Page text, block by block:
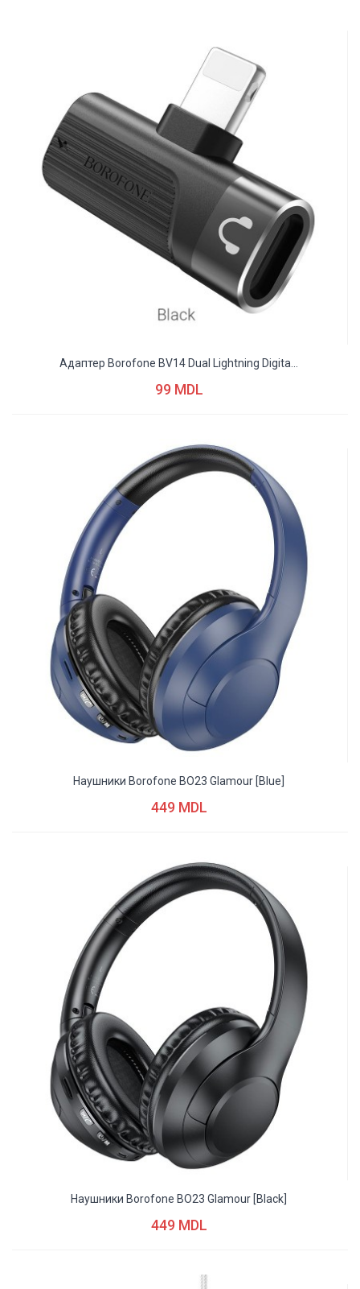
Адаптер Borofone BV14 Dual Lightning Digita...
99 MDL
Наушники Borofone BO23 Glamour [blue]
449 MDL
Наушники Borofone BO23 Glamour [black]
449 MDL